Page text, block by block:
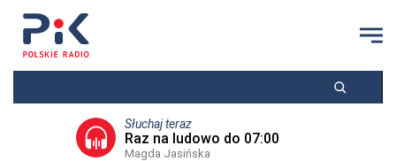
Słuchaj teraz
Raz na ludowo do 07:00
Magda Jasińska